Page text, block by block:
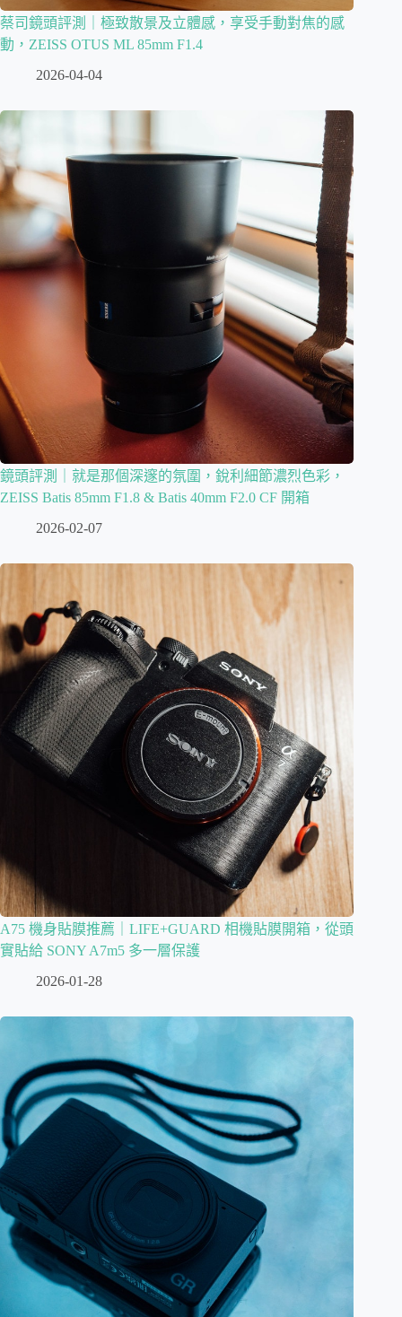
蔡司鏡頭評測｜極致散景及立體感，享受手動對焦的感
動，ZEISS OTUS ML 85mm F1.4
2026-04-04
鏡頭評測｜就是那個深邃的氛圍，銳利細節濃烈色彩，
ZEISS Batis 85mm F1.8 & Batis 40mm F2.0 CF 開箱
2026-02-07
A75 機身貼膜推薦｜LIFE+GUARD 相機貼膜開箱，從頭
實貼給 SONY A7m5 多一層保護
2026-01-28